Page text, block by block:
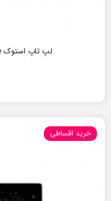
لپ تاپ استوک Lenovo ThinkPad X1 Extreme
خرید اقساطی